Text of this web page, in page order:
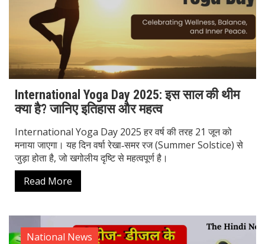
International Yoga Day 2025: इस साल की थीम
क्या है? जानिए इतिहास और महत्व
International Yoga Day 2025 हर वर्ष की तरह 21 जून को
मनाया जाएगा। यह दिन वर्षा रेखा‑समर रज (Summer Solstice) से
जुड़ा होता है, जो खगोलीय दृष्टि से महत्वपूर्ण है।
Read More
National News